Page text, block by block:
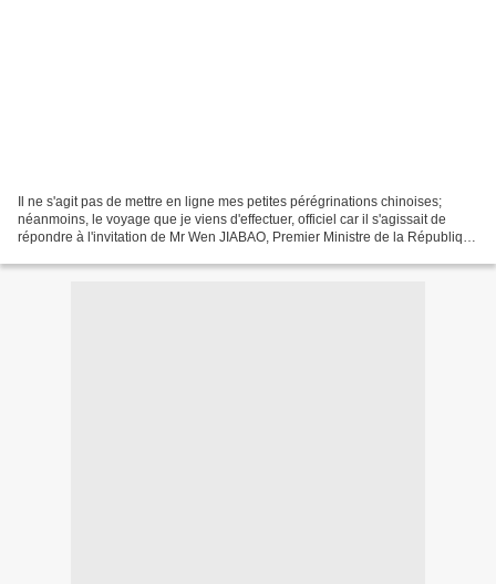
Il ne s'agit pas de mettre en ligne mes petites pérégrinations chinoises;
néanmoins, le voyage que je viens d'effectuer, officiel car il s'agissait de
répondre à l'invitation de Mr Wen JIABAO, Premier Ministre de la République